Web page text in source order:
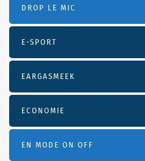
DROP LE MIC
E-SPORT
EARGASMEEK
ECONOMIE
EN MODE ON OFF